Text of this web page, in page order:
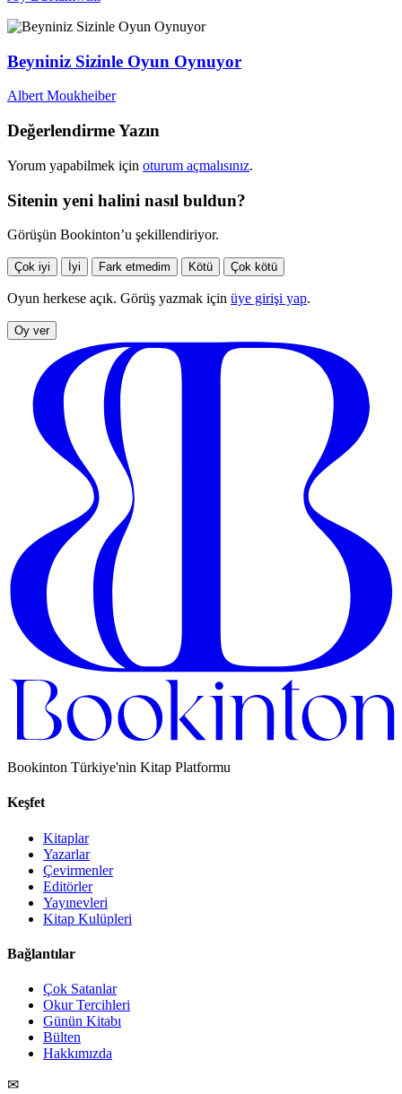
Beyniniz Sizinle Oyun Oynuyor
Albert Moukheiber
Değerlendirme Yazın
Yorum yapabilmek için oturum açmalısınız.
Sitenin yeni halini nasıl buldun?
Görüşün Bookinton’u şekillendiriyor.
Çok iyi İyi Fark etmedim Kötü Çok kötü
Oyun herkese açık. Görüş yazmak için üye girişi yap.
Oy ver
Bookinton Türkiye'nin Kitap Platformu
Keşfet
Kitaplar
Yazarlar
Çevirmenler
Editörler
Yayınevleri
Kitap Kulüpleri
Bağlantılar
Çok Satanlar
Okur Tercihleri
Günün Kitabı
Bülten
Hakkımızda
✉